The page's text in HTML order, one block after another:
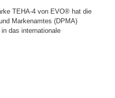
TEHA-4 von EVO® hat die
Markenamtes (DPMA)
das internationale